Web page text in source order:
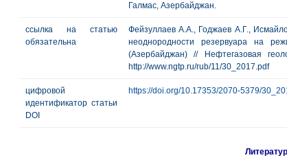
Галмас, Азербайджан.
ссылка на статью
обязательна
Фейзуллаев А.А., Годжаев А.Г.,
неоднородности резервуара на
(Азербайджан) // Нефтегазовая
http://www.ngtp.ru/rub/11/30_2017.pdf
цифровой
идентификатор статьи
DOI
https://doi.org/10.17353/2070-5379/